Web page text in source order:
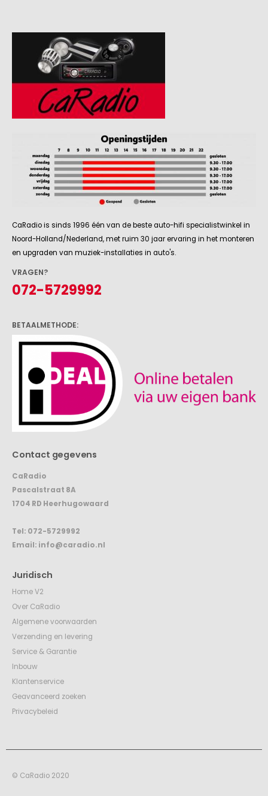
CaRadio is sinds 1996 één van de beste auto-hifi specialistwinkel in
Noord-Holland/Nederland, met ruim 30 jaar ervaring in het monteren
en upgraden van muziek-installaties in auto's.
VRAGEN?
072-5729992
BETAALMETHODE:
Contact gegevens
CaRadio
Pascalstraat 8A
1704 RD Heerhugowaard
Tel: 072-5729992
Email: info@caradio.nl
Juridisch
Home V2
Over CaRadio
Algemene voorwaarden
Verzending en levering
Service & Garantie
Inbouw
Klantenservice
Geavanceerd zoeken
Privacybeleid
© CaRadio 2020